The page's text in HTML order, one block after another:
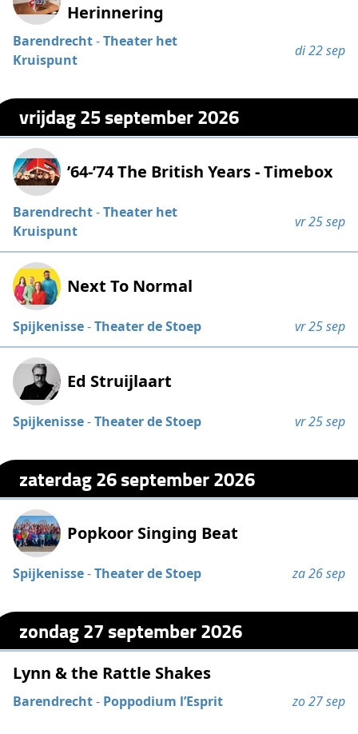
Herinnering
Barendrecht-Theater het
Kruispunt
di 22 sep
vrijdag 25 september 2026
’64-’74 The British Years - Timebox
Barendrecht-Theater het
Kruispunt
vr 25 sep
Next To Normal
Spijkenisse-Theater de Stoep vr 25 sep
Ed Struijlaart
Spijkenisse-Theater de Stoep vr 25 sep
zaterdag 26 september 2026
Popkoor Singing Beat
Spijkenisse-Theater de Stoep za 26 sep
zondag 27 september 2026
Lynn & the Rattle Shakes
Barendrecht- Poppodium l’Esprit zo 27 sep